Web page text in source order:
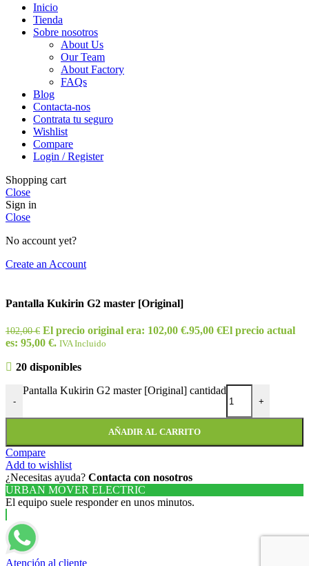
Inicio
Tienda
Sobre nosotros
About Us
Our Team
About Factory
FAQs
Blog
Contacta-nos
Contrata tu seguro
Wishlist
Compare
Login / Register
Shopping cart
Close
Sign in
Close
No account yet?
Create an Account
Pantalla Kukirin G2 master [Original]
102,00€ El precio original era: 102,00 €.95,00 €El precio actual
es: 95,00 €. IVA Incluido
20 disponibles
-
Pantalla Kukirin G2 master [Original] cantidad
+
AÑADIR AL CARRITO
Compare
Add to wishlist
¿Necesitas ayuda? Contacta con nosotros
URBAN MOVER ELECTRIC
El equipo suele responder en unos minutos.
Atención al cliente